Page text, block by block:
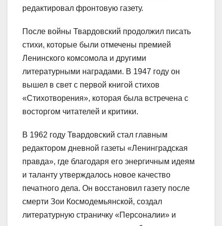
редактировал фронтовую газету.
После войны Твардовский продолжил писать
стихи, которые были отмечены премией
Ленинского комсомола и другими
литературными наградами. В 1947 году он
вышел в свет с первой книгой стихов
«Стихотворения», которая была встречена с
восторгом читателей и критики.
В 1962 году Твардовский стал главным
редактором дневной газеты «Ленинградская
правда», где благодаря его энергичным идеям
и таланту утверждалось новое качество
печатного дела. Он восстановил газету после
смерти Зои Космодемьянской, создал
литературную страничку «Персоналии» и